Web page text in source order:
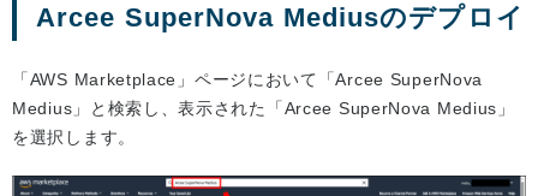
Arcee SuperNova Mediusのデプロイ
「AWS Marketplace」ページにおいて「Arcee SuperNova
Medius」と検索し、表示された「Arcee SuperNova Medius」
を選択します。